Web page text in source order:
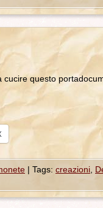
questo
| Tags: creazioni